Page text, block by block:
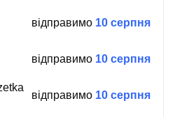
відправимо 10 серпня
відправимо 10 серпня
відправимо 10 серпня